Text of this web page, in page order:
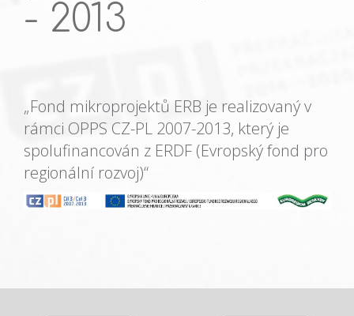
- 2013
„Fond mikroprojektů ERB je realizovaný v
rámci OPPS CZ-PL 2007-2013, který je
spolufinancován z ERDF (Evropský fond pro
regionální rozvoj)“